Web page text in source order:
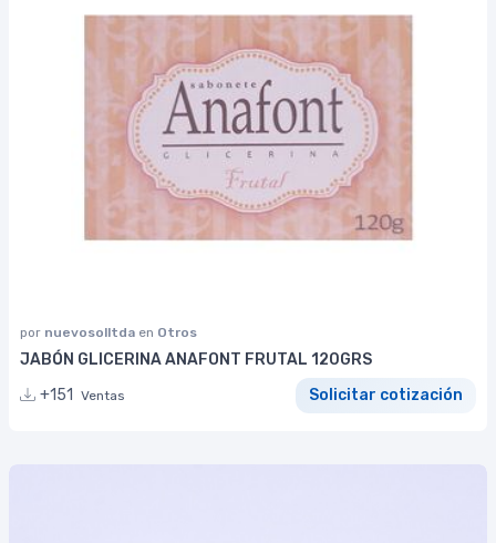
por nuevosolltda en Otros
JABÓN GLICERINA ANAFONT FRUTAL 120GRS
+151
Ventas Solicitar cotización